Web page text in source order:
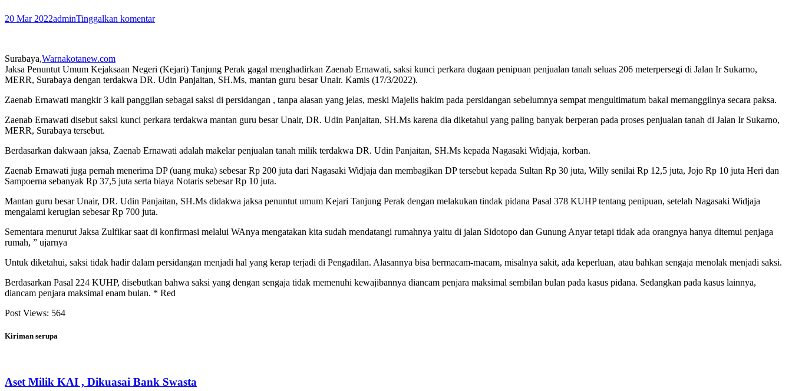
20 Mar 2022adminTinggalkan komentar
Surabaya,Warnakotanew.com
Jaksa Penuntut Umum Kejaksaan Negeri (Kejari) Tanjung Perak gagal menghadirkan Zaenab Ernawati, saksi kunci perkara dugaan penipuan penjualan tanah seluas 206 meterpersegi di Jalan Ir Sukarno,
MERR, Surabaya dengan terdakwa DR. Udin Panjaitan, SH.Ms, mantan guru besar Unair. Kamis (17/3/2022).
Zaenab Ernawati mangkir 3 kali panggilan sebagai saksi di persidangan , tanpa alasan yang jelas, meski Majelis hakim pada persidangan sebelumnya sempat mengultimatum bakal memanggilnya secara paksa.
Zaenab Ernawati disebut saksi kunci perkara terdakwa mantan guru besar Unair, DR. Udin Panjaitan, SH.Ms karena dia diketahui yang paling banyak berperan pada proses penjualan tanah di Jalan Ir Sukarno,
MERR, Surabaya tersebut.
Berdasarkan dakwaan jaksa, Zaenab Ernawati adalah makelar penjualan tanah milik terdakwa DR. Udin Panjaitan, SH.Ms kepada Nagasaki Widjaja, korban.
Zaenab Ernawati juga pernah menerima DP (uang muka) sebesar Rp 200 juta dari Nagasaki Widjaja dan membagikan DP tersebut kepada Sultan Rp 30 juta, Willy senilai Rp 12,5 juta, Jojo Rp 10 juta Heri dan
Sampoerna sebanyak Rp 37,5 juta serta biaya Notaris sebesar Rp 10 juta.
Mantan guru besar Unair, DR. Udin Panjaitan, SH.Ms didakwa jaksa penuntut umum Kejari Tanjung Perak dengan melakukan tindak pidana Pasal 378 KUHP tentang penipuan, setelah Nagasaki Widjaja
mengalami kerugian sebesar Rp 700 juta.
Sementara menurut Jaksa Zulfikar saat di konfirmasi melalui WAnya mengatakan kita sudah mendatangi rumahnya yaitu di jalan Sidotopo dan Gunung Anyar tetapi tidak ada orangnya hanya ditemui penjaga
rumah, ” ujarnya
Untuk diketahui, saksi tidak hadir dalam persidangan menjadi hal yang kerap terjadi di Pengadilan. Alasannya bisa bermacam-macam, misalnya sakit, ada keperluan, atau bahkan sengaja menolak menjadi saksi.
Berdasarkan Pasal 224 KUHP, disebutkan bahwa saksi yang dengan sengaja tidak memenuhi kewajibannya diancam penjara maksimal sembilan bulan pada kasus pidana. Sedangkan pada kasus lainnya,
diancam penjara maksimal enam bulan. * Red
Post Views: 564
Kiriman serupa
Aset Milik KAI , Dikuasai Bank Swasta